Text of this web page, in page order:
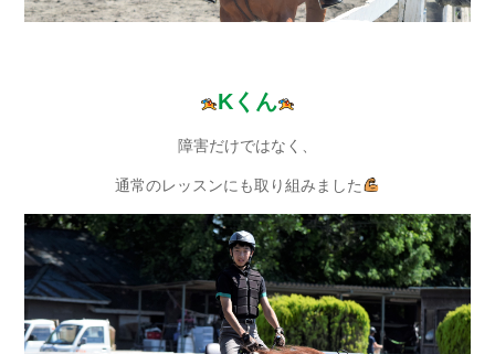
Kくん
障害だけではなく、
通常のレッスンにも取り組みました